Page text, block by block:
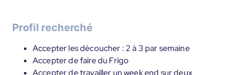
Profil recherché
Accepter les découcher : 2 à 3 par semaine
Accepter de faire du Frigo
Accepter de travailler un week end sur deux